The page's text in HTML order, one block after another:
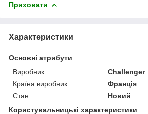
Приховати
Характеристики
Основні атрибути
Виробник
Challenger
Країна виробник
Франція
Стан
Новий
Користувальницькі характеристики